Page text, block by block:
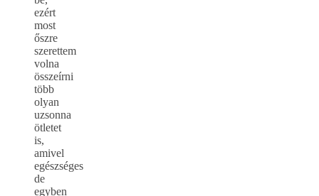
ezért
most
őszre
szerettem
volna
összeírni
több
olyan
uzsonna
ötletet
is,
amivel
egészséges
de
egyben